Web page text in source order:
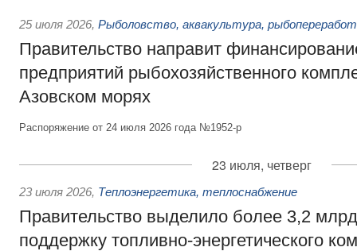
25 июля 2026, Рыболовство, аквакультура,
Правительство направит
предприятий рыбохозяйственного
Азовском морях
Распоряжение от 24 июля 2026 года №1952-р
23 июля, четверг
23 июля 2026, Теплоэнергетика, теплоснабжение
Правительство выделило более 3,2
поддержку топливно-энергетического